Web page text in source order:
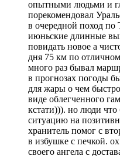
опытными людьми и
порекомендовал
в очередной поход
июньские длинные
повидать новое а
дня 75 км по
много раз бывал
в прогнозах погоды
для жары о чем
виде облегченного
кстати))). но люди
ситуацию на
хранитель помог с
в избушке с печкой.
своего ангела с